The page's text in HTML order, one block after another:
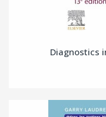
Diagnostics